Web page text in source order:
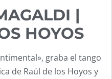
|
HOYOS
graba el tango
de Raúl de los Hoyos y